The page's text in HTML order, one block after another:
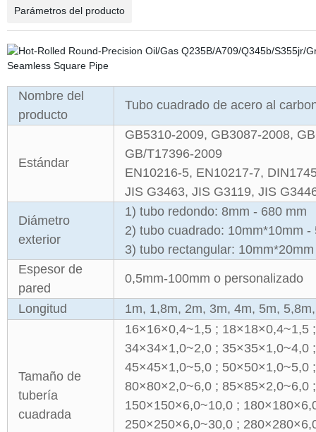
Parámetros del producto
Nombre del
producto
Tubo cuadrado de acero al
Estándar
GB5310-2009, GB3087-2008,
GB/T17396-2009
EN10216-5, EN10217-7,
JIS G3463, JIS G3119, JIS
Diámetro
exterior
1) tubo redondo: 8mm - 680 mm
2) tubo cuadrado: 10mm*10mm -
3) tubo rectangular:
Espesor de
pared
0,5mm-100mm o personalizado
Longitud 1m, 1,8m, 2m, 3m, 4m, 5m,
Tamaño de
tubería
cuadrada
16×16×0,4~1,5 ; 18×18×0,4~1,5
34×34×1,0~2,0 ; 35×35×1,0~4,0
45×45×1,0~5,0 ; 50×50×1,0~5,0
80×80×2,0~6,0 ; 85×85×2,0~6,0
150×150×6,0~10,0 ;
250×250×6,0~30,0 ;